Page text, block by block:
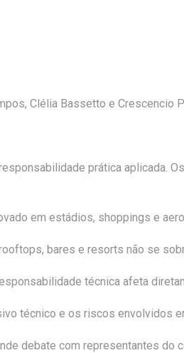
Clélia Bassetto e Crescencio
prática aplicada.
em estádios, shoppings e
bares e resorts não se
técnica afeta
técnico e os riscos envolvidos
debate com representantes do